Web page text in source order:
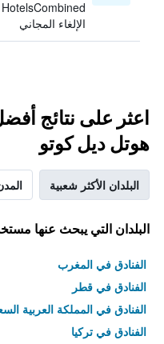
الإلغاء المجاني
اعثر على نتائج
هوتل ديل كوتو
البلدان الأكثر شعبية
البلدان التي يبحث عنها
الفنادق في المغرب
الفنادق في قطر
الفنادق في المملكة العربية
الفنادق في تركيا